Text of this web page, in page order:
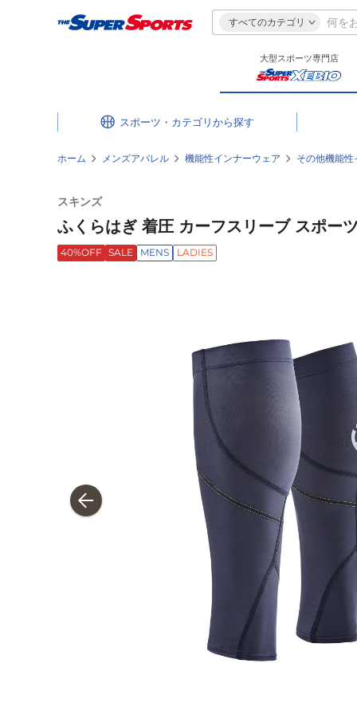
すべてのカテゴリ
大型スポーツ専門店
スポーツ・カテゴリ
ホーム メンズアパレル 機能性インナーウェア その他機能
スキンズ
ふくらはぎ 着圧 カーフスリーブ スポ
40%OFF SALE MENS LADIES